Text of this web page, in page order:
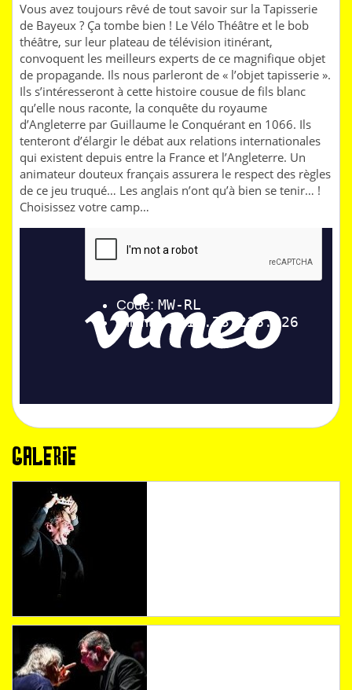
Vous avez toujours rêvé de tout savoir sur la Tapisserie
de Bayeux ? Ça tombe bien ! Le Vélo Théâtre et le bob
théâtre, sur leur plateau de télévision itinérant,
convoquent les meilleurs experts de ce magnifique objet
de propagande. Ils nous parleront de « l’objet tapisserie ».
Ils s’intéresseront à cette histoire cousue de fils blanc
qu’elle nous raconte, la conquête du royaume
d’Angleterre par Guillaume le Conquérant en 1066. Ils
tenteront d’élargir le débat aux relations internationales
qui existent depuis entre la France et l’Angleterre. Un
animateur douteux français assurera le respect des règles
de ce jeu truqué… Les anglais n’ont qu’à bien se tenir… !
Choisissez votre camp…
GALERIE